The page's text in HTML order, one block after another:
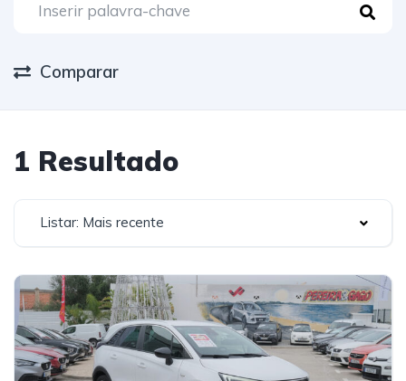
Comparar
1 Resultado
Listar: Mais recente